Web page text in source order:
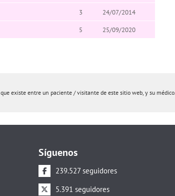
3 24/07/2014
5 25/09/2020
existe entre un paciente / visitante de este sitio web, y su médico.
Síguenos
239.527 seguidores
5.391 seguidores